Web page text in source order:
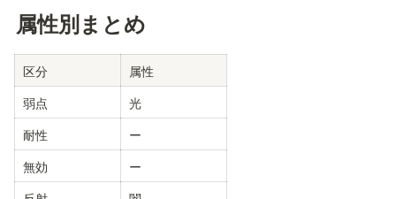
属性別まとめ
区分
属性
弱点
光
耐性
ー
無効
ー